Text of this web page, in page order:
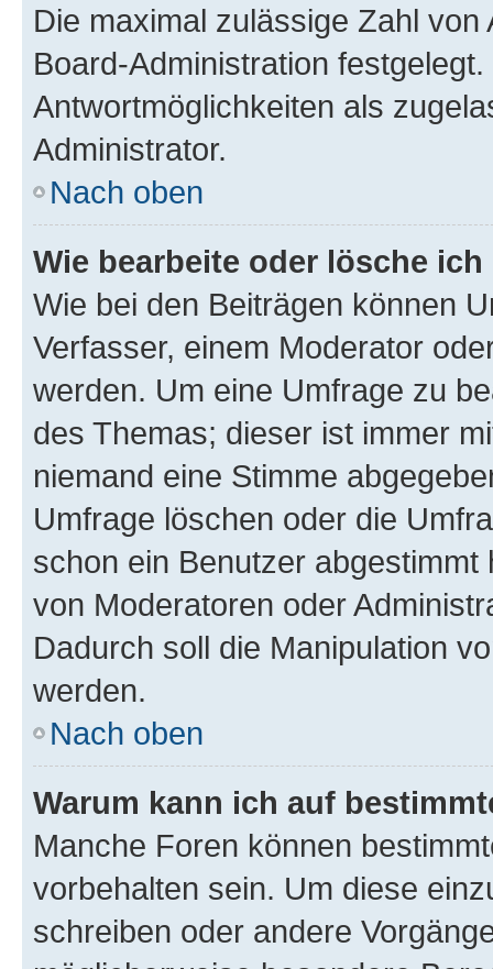
Die maximal zulässige Zahl
Board-Administration
Antwortmöglichkeiten als
Administrator.
Nach oben
Wie bearbeite oder lösche
Wie bei den Beiträgen können
Verfasser, einem Moderator
werden. Um eine Umfrage zu
des Themas; dieser ist immer
niemand eine Stimme
Umfrage löschen oder die
schon ein Benutzer
von Moderatoren oder
Dadurch soll die Manipulation
werden.
Nach oben
Warum kann ich auf
Manche Foren können
vorbehalten sein. Um diese
schreiben oder andere